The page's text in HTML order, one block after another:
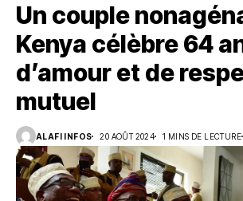
Un couple
Kenya célèbre 64
d’amour et de
mutuel
ALAFI INFOS 20 AOÛT 2024 1 MINS DE LECTURE